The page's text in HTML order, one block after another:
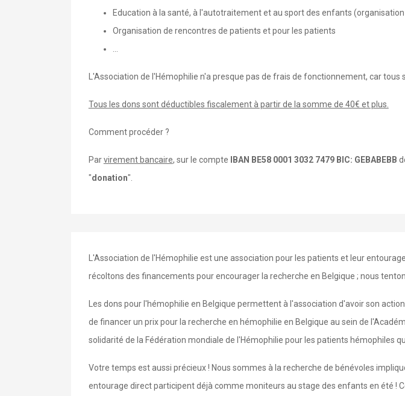
Education à la santé, à l'autotraitement et au sport des enfants
Organisation de rencontres de patients et pour les patients
L'Association de l'Hémophilie n'a presque pas de frais de fonctionnement, car
Tous les dons sont déductibles fiscalement à partir de la somme de 40€ et plus.
Comment procéder ?
Parvirement bancaire, sur le compte IBAN BE58 0001 3032 7479 BIC: GEBABEBB
"donation".
L'Association de l'Hémophilie est une association pour les patients et leur
récoltons des financements pour encourager la recherche en Belgique ; nous
Les dons pour l'hémophilie en Belgique permettent à l'association d'avoir son
de financer un prix pour la recherche en hémophilie en Belgique au sein de
solidarité de la Fédération mondiale de l'Hémophilie pour les patients hémophiles
Votre temps est aussi précieux ! Nous sommes à la recherche de bénévoles
entourage direct participent déjà comme moniteurs au stage des enfants en été !